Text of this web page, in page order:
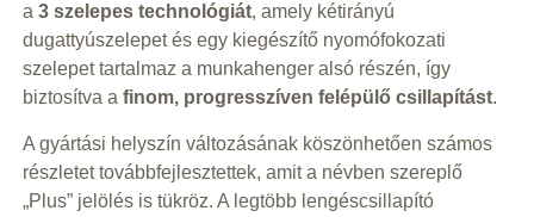
a 3 szelepes technológiát, amely kétirányú
dugattyúszelepet és egy kiegészítő nyomófokozati
szelepet tartalmaz a munkahenger alsó részén, így
biztosítva a finom, progresszíven felépülő csillapítást.
A gyártási helyszín változásának köszönhetően számos
részletet továbbfejlesztettek, amit a névben szereplő
„Plus” jelölés is tükröz. A legtöbb lengéscsillapító